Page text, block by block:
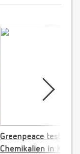
Greenpeace testet:
Chemikalien in